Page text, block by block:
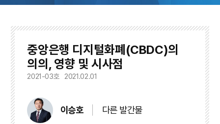
중앙은행 디지털화폐(CBDC)의
의의, 영향 및 시사점
2021-03호 2021.02.01
이승호 다른 발간물